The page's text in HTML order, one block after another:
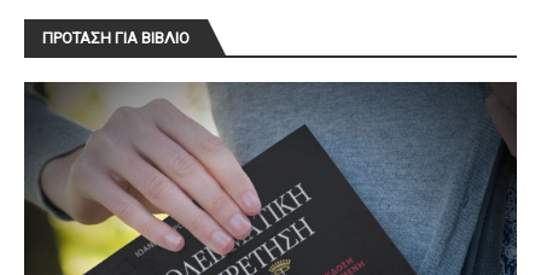
ΠΡΟΤΑΣΗ ΓΙΑ ΒΙΒΛΙΟ